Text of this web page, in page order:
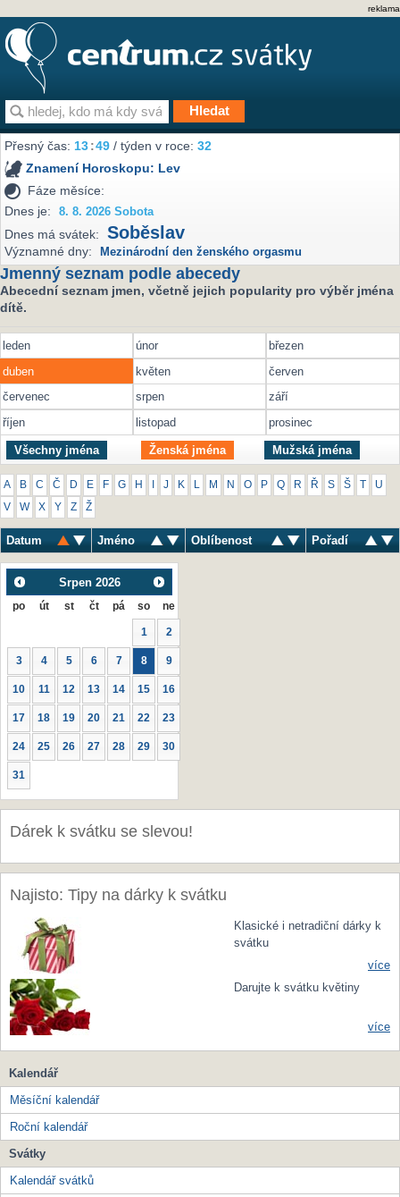
reklama
Přesný čas:13 49 / týden v roce:32
Znamení Horoskopu: Lev
Fáze měsíce:
Dnes je:
8. 8. 2026 Sobota
Dnes má svátek: Soběslav
Významné dny: Mezinárodní den ženského orgasmu
Jmenný seznam podle abecedy
Abecední seznam jmen, včetně jejich popularity pro výběr jména
dítě.
leden únor
březen
duben
květen
červen
červenec
srpen
září
říjen
listopad prosinec
Všechny jména Ženská jména Mužská jména
A B C Č D E F G H J K M N O P Q R Ř S Š U
V W X Y Z Ž
Datum Jméno Oblíbenost Pořadí
Srpen 2026
po út st čt pá so ne
1 2
3 4 5 6 7 8 9
10 11 12 13 14 15 16
17 18 19 20 21 22 23
24 25 26 27 28 29 30
31
Dárek k svátku se slevou!
Najisto: Tipy na dárky k svátku
Klasické i netradiční dárky k
svátku
více
Darujte k svátku květiny
více
Kalendář
Měsíční kalendář
Roční kalendář
Svátky
Kalendář svátků